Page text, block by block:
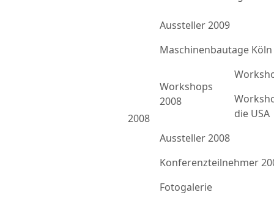
Aussteller 2009
2008
Maschinenbautage Köln
Workshops
2008
die USA
Aussteller 2008
Konferenzteilnehmer
Fotogalerie